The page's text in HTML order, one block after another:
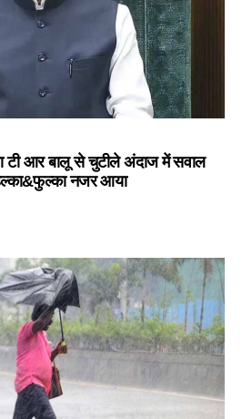
टी आर बालू से चुटीले अंदाज में सवाल
नजर आया